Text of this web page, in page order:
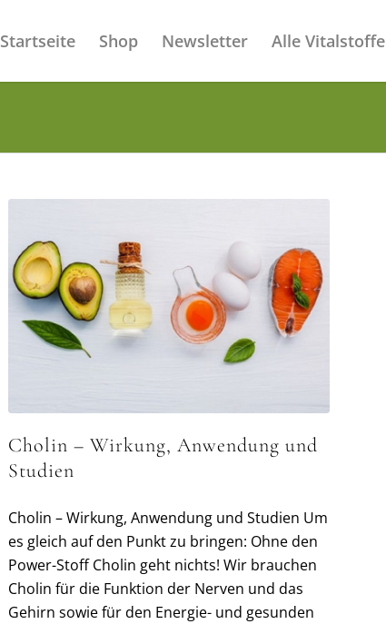
Startseite Shop Newsletter Alle Vitalstoffe
Cholin – Wirkung, Anwendung und
Studien
Cholin – Wirkung, Anwendung und Studien Um
es gleich auf den Punkt zu bringen: Ohne den
Power-Stoff Cholin geht nichts! Wir brauchen
Cholin für die Funktion der Nerven und das
Gehirn sowie für den Energie- und gesunden